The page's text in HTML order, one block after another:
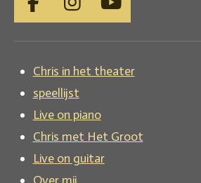
F
a
c
e
o
o
k
I
n
s
t
a
g
r
a
m
Y
o
u
T
Chris in het theater
speellijst
Live on piano
Chris met Het Groot
Live on guitar